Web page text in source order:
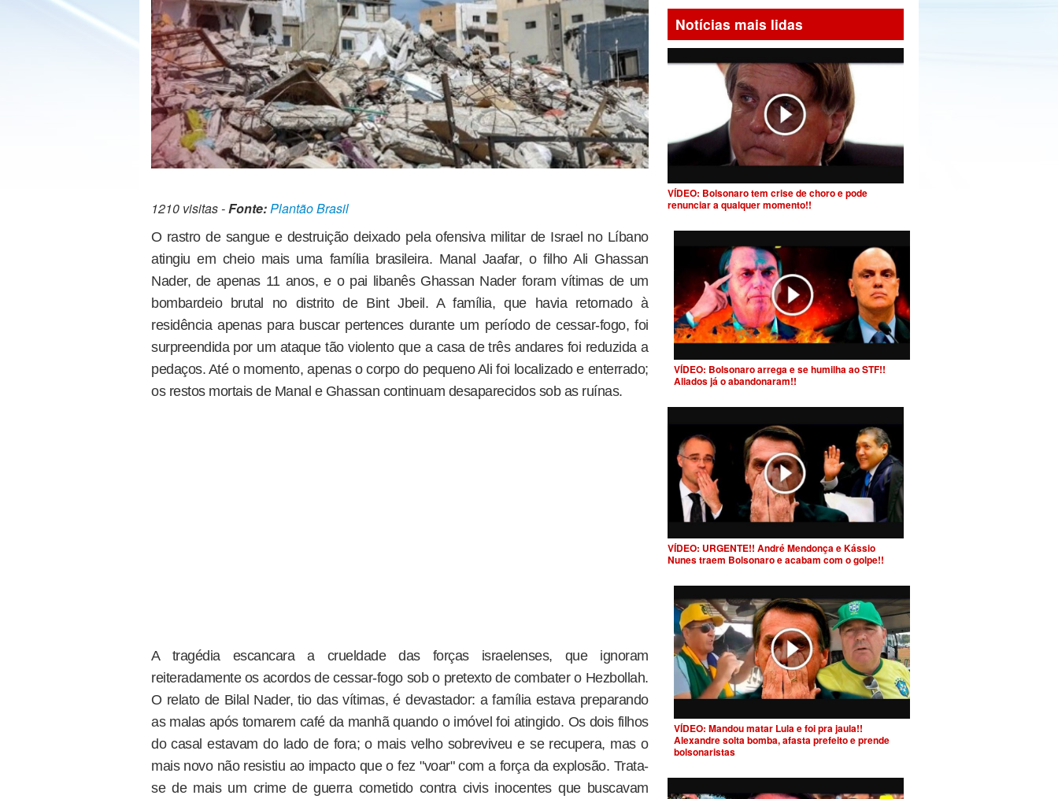
1210 visitas -Fonte:Plantão Brasil
O rastro de sangue e destruição deixado pela ofensiva militar de Israel no Líbano
atingiu em cheio mais uma família brasileira. Manal Jaafar, o filho Ali Ghassan
Nader, de apenas 11 anos, e o pai libanês Ghassan Nader foram vítimas de um
bombardeio brutal no distrito de Bint Jbeil. A família, que havia retornado à
residência apenas para buscar pertences durante um período de cessar-fogo, foi
surpreendida por um ataque tão violento que a casa de três andares foi reduzida a
pedaços. Até o momento, apenas o corpo do pequeno Ali foi localizado e enterrado;
os restos mortais de Manal e Ghassan continuam desaparecidos sob as ruínas.
A tragédia escancara a crueldade das forças israelenses, que ignoram
reiteradamente os acordos de cessar-fogo sob o pretexto de combater o Hezbollah.
O relato de Bilal Nader, tio das vítimas, é devastador: a família estava preparando
as malas após tomarem café da manhã quando o imóvel foi atingido. Os dois filhos
do casal estavam do lado de fora; o mais velho sobreviveu e se recupera, mas o
mais novo não resistiu ao impacto que o fez "voar" com a força da explosão. Trata-
se de mais um crime de guerra cometido contra civis inocentes que buscavam
Notícias mais lidas
VÍDEO: Bolsonaro tem crise de choro e pode
renunciar a qualquer momento!!
VÍDEO: Bolsonaro arrega e se humilha ao STF!!
Aliados já o abandonaram!!
VÍDEO: URGENTE!! André Mendonça e Kássio
Nunes traem Bolsonaro e acabam com o golpe!!
VÍDEO: Mandou matar Lula e foi pra jaula!!
Alexandre solta bomba, afasta prefeito e prende
bolsonaristas